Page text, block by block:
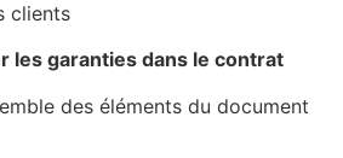
clients
les garanties dans le contrat
des éléments du document